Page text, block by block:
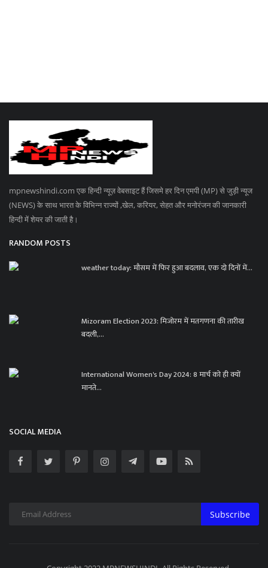
mpnewshindi.com एक हिन्दी न्यूज़ वेबसाइट हैं जिसमे हर दिन एमपी (MP) से जुड़ी न्यूज
(NEWS) के साथ भारत के विभिन्न राज्यों ,खेल, करियर, सेहत और मनोरंजन की जानकारी
हिन्दी में शेयर की जाती है।
RANDOM POSTS
weather today: मौसम में फिर हुआ बदलाव, एक दो दिनों में...
Mizoram Election 2023: मिजोरम में मतगणना की तारीख
बदली,...
International Women's Day 2024: 8 मार्च को ही क्यों
मानते...
SOCIAL MEDIA
Subscribe